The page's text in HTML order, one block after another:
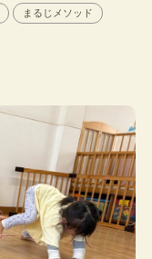
まるじメソッド